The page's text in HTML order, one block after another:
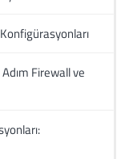
Firewall ve